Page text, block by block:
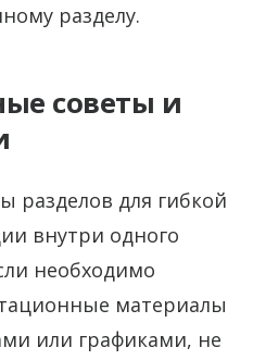
разделу.
советы и
разделов для гибкой
внутри одного
необходимо
материалы
или графиками, не